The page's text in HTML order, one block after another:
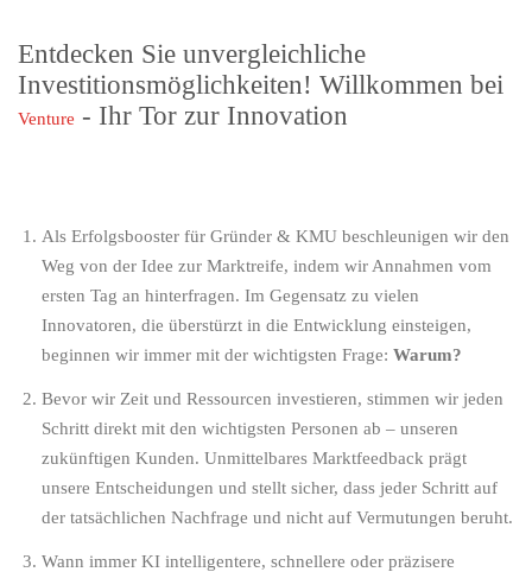
Entdecken Sie unvergleichliche
Investitionsmöglichkeiten! Willkommen bei
Venture - Ihr Tor zur Innovation
Als Erfolgsbooster für Gründer & KMU beschleunigen wir den
Weg von der Idee zur Marktreife, indem wir Annahmen vom
ersten Tag an hinterfragen. Im Gegensatz zu vielen
Innovatoren, die überstürzt in die Entwicklung einsteigen,
beginnen wir immer mit der wichtigsten Frage: Warum?
Bevor wir Zeit und Ressourcen investieren, stimmen wir jeden
Schritt direkt mit den wichtigsten Personen ab – unseren
zukünftigen Kunden. Unmittelbares Marktfeedback prägt
unsere Entscheidungen und stellt sicher, dass jeder Schritt auf
der tatsächlichen Nachfrage und nicht auf Vermutungen beruht.
Wann immer KI intelligentere, schnellere oder präzisere